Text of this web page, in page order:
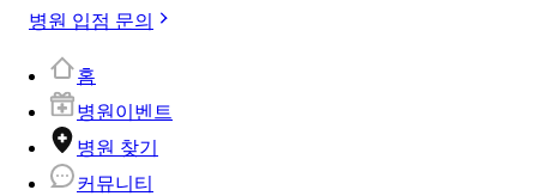
병원 입점 문의
홈
병원이벤트
병원 찾기
커뮤니티